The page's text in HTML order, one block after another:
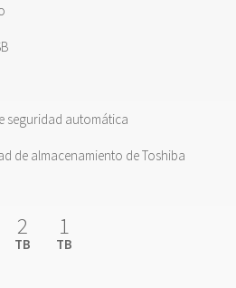
seguridad automática
de almacenamiento de Toshiba
2
TB
1
TB